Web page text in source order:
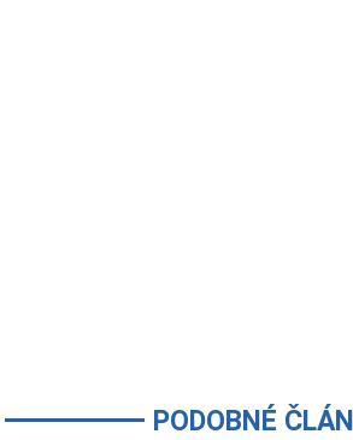
PODOBNÉ